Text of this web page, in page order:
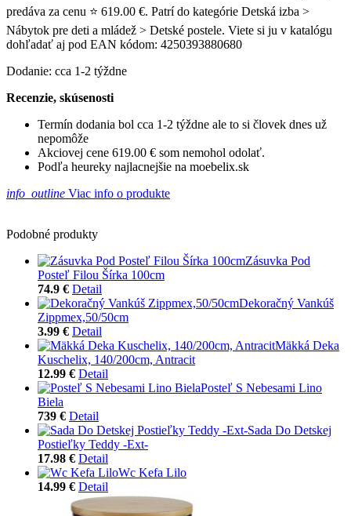
predáva za cenu ⭐ 619.00 €. Patrí do kategórie Detská izba >
Nábytok pre deti a mládež > Detské postele. Viete si ju v katalógu
dohľadať aj pod EAN kódom: 4250393880680
Dodanie: cca 1-2 týždne
Recenzie, skúsenosti
Termín dodania bol cca 1-2 týždne ale to si človek dnes už
nepomôže
Akciovej cene 619.00 € som nemohol odolať.
Podľa heureky najlacnejšie na moebelix.sk
info_outline Viac info o produkte
Podobné produkty
Zásuvka Pod
Posteľ Filou Šírka 100cm
74.9 € Detail
Dekoračný Vankúš
Zippmex,50/50cm
3.99 € Detail
Mäkká Deka
Kuschelix, 140/200cm, Antracit
12.99 € Detail
Posteľ S Nebesami Lino
Biela
739 € Detail
Sada Do Detskej
Postieľky Teddy -Ext-
17.98 € Detail
Wc Kefa Lilo
14.99 € Detail